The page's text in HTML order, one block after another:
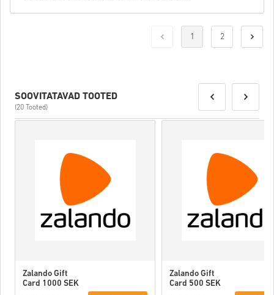
1 2
SOOVITATAVAD TOOTED
(20 Tooted)
Zalando Gift
Card 1000 SEK
Zalando Gift
Card 500 SEK